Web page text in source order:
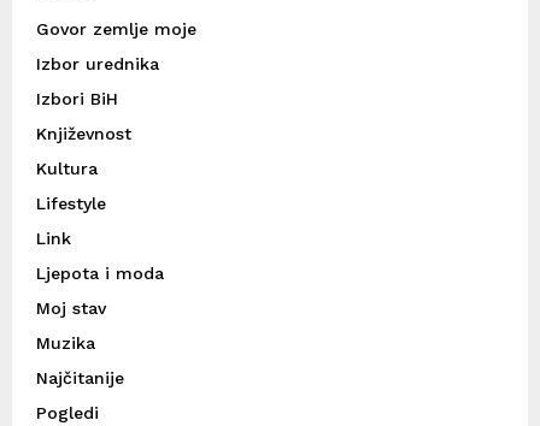
Govor zemlje moje
Izbor urednika
Izbori BiH
Književnost
Kultura
Lifestyle
Link
Ljepota i moda
Moj stav
Muzika
Najčitanije
Pogledi